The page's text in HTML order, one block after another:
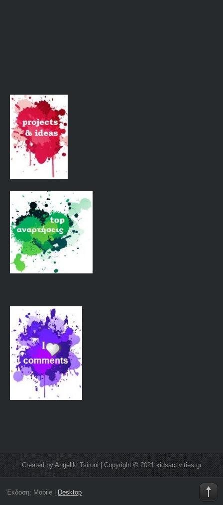
Created by Angeliki Tsironi | Copyright © 2021 kidsactivities.gr
Έκδοση: Mobile| Desktop